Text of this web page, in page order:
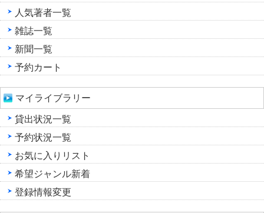
人気著者一覧
雑誌一覧
新聞一覧
予約カート
マイライブラリー
貸出状況一覧
予約状況一覧
お気に入りリスト
希望ジャンル新着
登録情報変更